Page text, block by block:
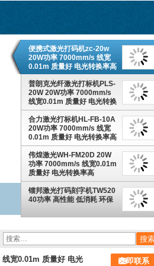
便携式激光打码机zc-20w
20W功率 7000mm/s 线宽
0.01m 质量好 电光转换率高
普朗克光纤激光打标机PLS-
20W 20W功率 7000mm/s
线宽0.01m 质量好 电光转换
率高
合力激光打标机HL-FB-10A
20W功率 7000mm/s 线宽
0.01m 质量好 电光转换率高
伟煌激光WH-FM20D 20W
功率 7000mm/s 线宽0.01m
质量好 电光转换率高
镭邦激光打码刻字机TW520
40功率 高性能 低消耗 环保
宽0.01m 质量好 电光
立即联系